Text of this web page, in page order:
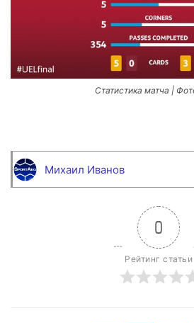
Статистика матча |
Михаил Иванов
0
Рейтинг статьи